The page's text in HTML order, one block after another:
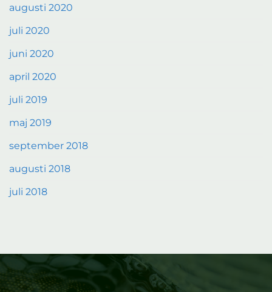
augusti 2020
juli 2020
juni 2020
april 2020
juli 2019
maj 2019
september 2018
augusti 2018
juli 2018